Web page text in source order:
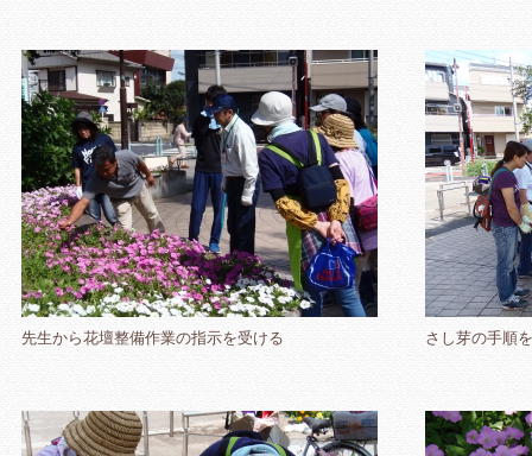
先生から花壇整備作業の指示を受ける さし芽の手順